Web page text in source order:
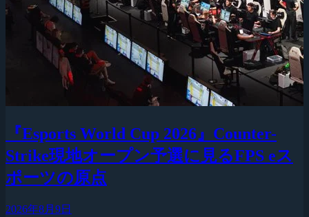
『Esports World Cup 2026』Counter-
Strike現地オープン予選に見るFPS eス
ポーツの原点
2026年8月9日